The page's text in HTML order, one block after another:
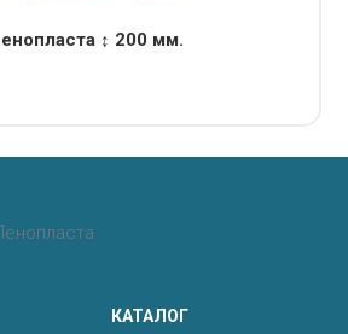
↕ 200 мм.
КАТАЛОГ